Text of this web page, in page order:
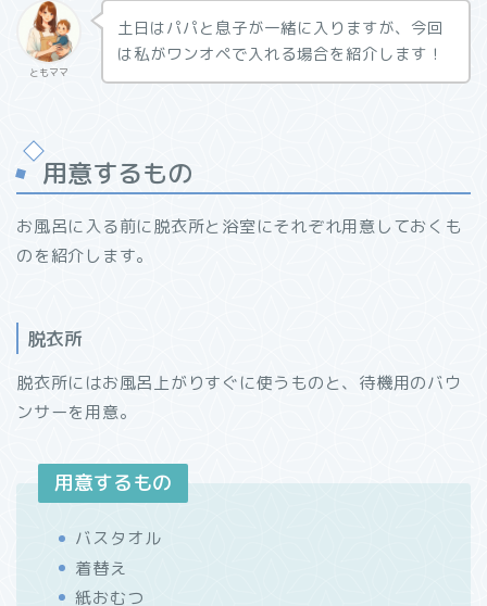
ともママ
土日はパパと息子が一緒に入りますが、今回
は私がワンオペで入れる場合を紹介します！
用意するもの
お風呂に入る前に脱衣所と浴室にそれぞれ用意しておくも
のを紹介します。
脱衣所
脱衣所にはお風呂上がりすぐに使うものと、待機用のバウ
ンサーを用意。
用意するもの
バスタオル
着替え
紙おむつ